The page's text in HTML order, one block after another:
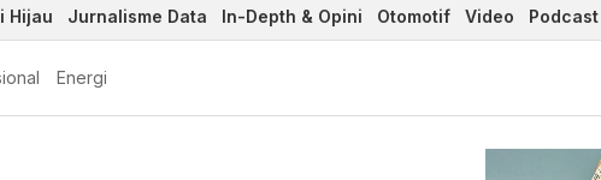
Hijau Jurnalisme Data In-Depth & Opini Otomotif Video Podcast
Energi